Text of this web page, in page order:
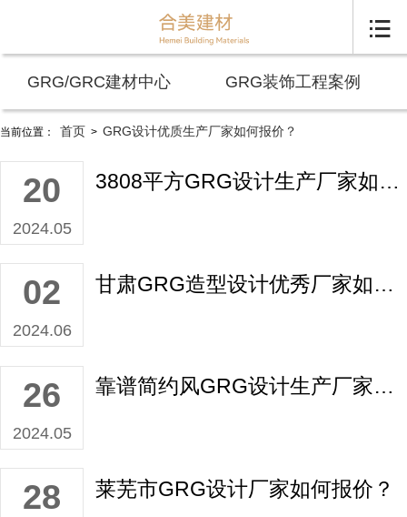

GRG/GRC建材中心 GRG装饰工程案例
当前位置： 首页 > GRG设计优质生产厂家如何报价？
20
2024.05
3808平方GRG设计生产厂家如何报价？
02
2024.06
甘肃GRG造型设计优秀厂家如何报价？
26
2024.05
靠谱简约风GRG设计生产厂家如何报价？
28 莱芜市GRG设计厂家如何报价？